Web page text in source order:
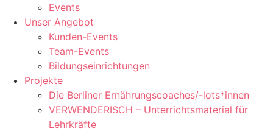
Events
Unser Angebot
Kunden-Events
Team-Events
Bildungseinrichtungen
Projekte
Die Berliner Ernährungscoaches/-lots*innen
VERWENDERISCH – Unterrichtsmaterial für
Lehrkräfte